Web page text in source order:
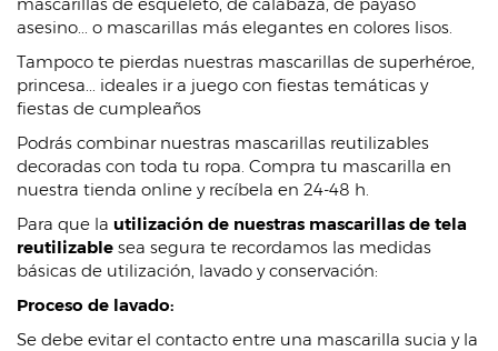
asesino... o mascarillas más elegantes en colores lisos.
Tampoco te pierdas nuestras mascarillas de superhéroe,
princesa... ideales ir a juego con fiestas temáticas y
fiestas de cumpleaños
Podrás combinar nuestras mascarillas reutilizables
decoradas con toda tu ropa. Compra tu mascarilla en
nuestra tienda online y recíbela en 24-48 h.
Para que la utilización de nuestras mascarillas de tela
reutilizable sea segura te recordamos las medidas
básicas de utilización, lavado y conservación:
Proceso de lavado:
Se debe evitar el contacto entre una mascarilla sucia y la